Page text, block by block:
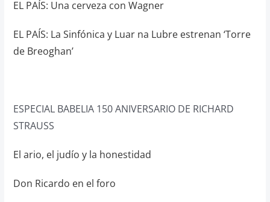
EL PAÍS: Una cerveza con Wagner
EL PAÍS: La Sinfónica y Luar na Lubre estrenan ‘Torre
de Breoghan’
ESPECIAL BABELIA 150 ANIVERSARIO DE RICHARD
STRAUSS
El ario, el judío y la honestidad
Don Ricardo en el foro